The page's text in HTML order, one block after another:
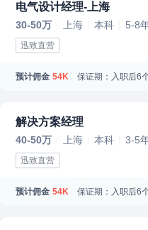
电气设计经理-上海
30-50万 上海 本科 5-8
迅致直营
预计佣金 54K 保证期：入职后6
解决方案经理
40-50万 上海 本科 3-5
迅致直营
预计佣金 54K 保证期：入职后6